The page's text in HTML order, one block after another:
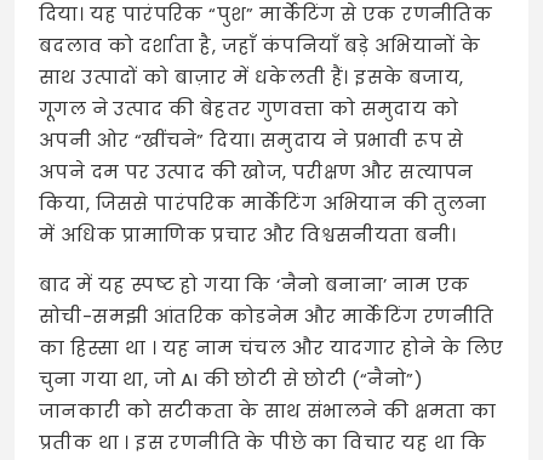
दिया। यह पारंपरिक “पुश” मार्केटिंग से एक रणनीतिक
बदलाव को दर्शाता है, जहाँ कंपनियाँ बड़े अभियानों के
साथ उत्पादों को बाज़ार में धकेलती हैं। इसके बजाय,
गूगल ने उत्पाद की बेहतर गुणवत्ता को समुदाय को
अपनी ओर “खींचने” दिया। समुदाय ने प्रभावी रूप से
अपने दम पर उत्पाद की खोज, परीक्षण और सत्यापन
किया, जिससे पारंपरिक मार्केटिंग अभियान की तुलना
में अधिक प्रामाणिक प्रचार और विश्वसनीयता बनी।
बाद में यह स्पष्ट हो गया कि ‘नैनो बनाना’ नाम एक
सोची-समझी आंतरिक कोडनेम और मार्केटिंग रणनीति
का हिस्सा था । यह नाम चंचल और यादगार होने के लिए
चुना गया था, जो AI की छोटी से छोटी (“नैनो”)
जानकारी को सटीकता के साथ संभालने की क्षमता का
प्रतीक था । इस रणनीति के पीछे का विचार यह था कि